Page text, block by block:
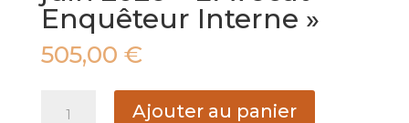
Enquêteur Interne »
505,00 €
Ajouter au panier